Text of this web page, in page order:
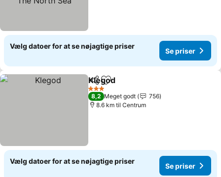
Vælg datoer for at se nøjagtige priser
Se priser
Del Føj til favoritter
Klegod
3 Stjerner
8,2 Meget godt
756
8.6 km til Centrum
Vælg datoer for at se nøjagtige priser
Se priser